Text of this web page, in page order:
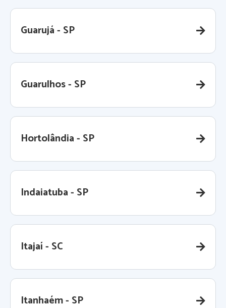
Guarujá - SP
Guarulhos - SP
Hortolândia - SP
Indaiatuba - SP
Itajaí - SC
Itanhaém - SP